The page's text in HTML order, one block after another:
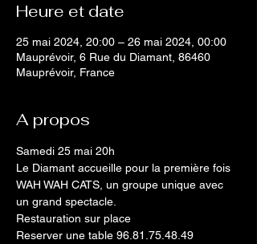
Heure et date
25 mai 2024, 20:00 – 26 mai 2024, 00:00
Mauprévoir, 6 Rue du Diamant, 86460
Mauprévoir, France
A propos
Samedi 25 mai 20h
Le Diamant accueille pour la première fois
WAH WAH CATS, un groupe unique avec
un grand spectacle.
Restauration sur place
Reserver une table 96.81.75.48.49